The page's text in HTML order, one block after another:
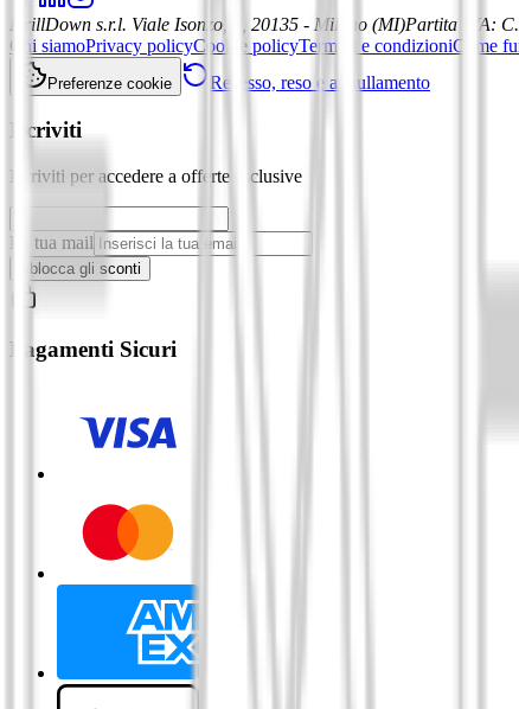
DrillDown s.r.l. Viale Isonzo, 8, 20135 - Milano (MI)Partita IVA:
Chi siamoPrivacy policyCookie policyTermini e condizioniCome
Preferenze cookie Recesso, reso e annullamento
Iscriviti
Iscriviti per accedere a offerte esclusive
La tua mail
Sblocca gli sconti
Pagamenti Sicuri